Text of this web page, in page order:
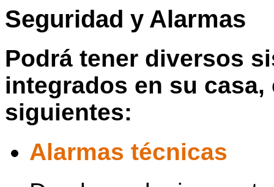
Seguridad y Alarmas
Podrá tener diversos
integrados en su
siguientes:
Alarmas técnicas